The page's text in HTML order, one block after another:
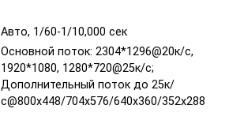
Авто, 1/60-1/10,000 сек
Основной поток: 2304*1296@20к/с,
1920*1080, 1280*720@25к/с;
Дополнительный поток до 25к/
с@800x448/704х576/640x360/352х288